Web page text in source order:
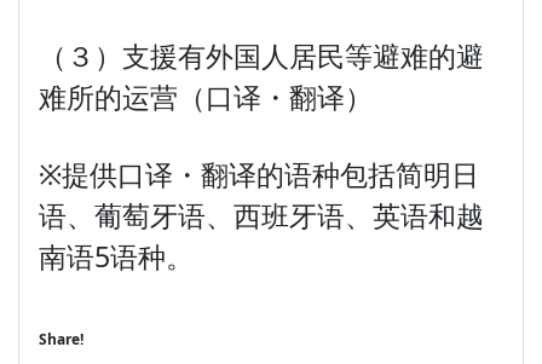
（３）支援有外国人居民等避难的避
难所的运营（口译・翻译）
※提供口译・翻译的语种包括简明日
语、葡萄牙语、西班牙语、英语和越
南语5语种。
Share!